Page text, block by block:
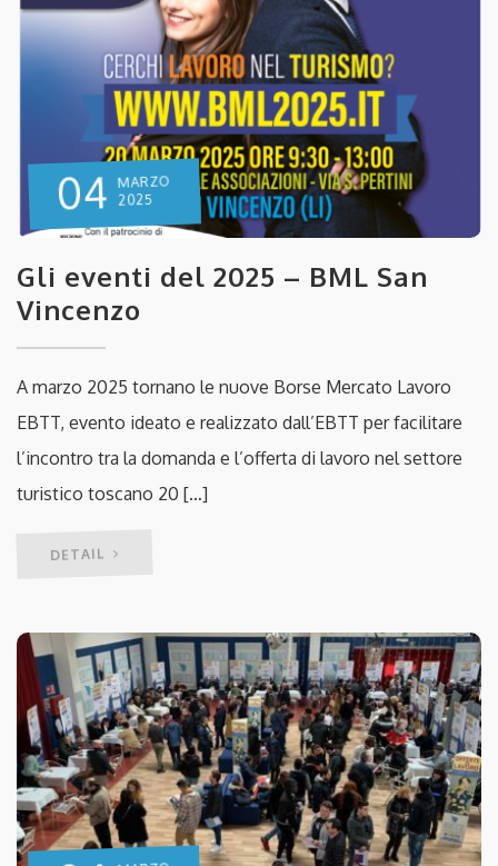
04 MARZO
2025
Gli eventi del 2025 – BML San
Vincenzo
A marzo 2025 tornano le nuove Borse Mercato Lavoro
EBTT, evento ideato e realizzato dall’EBTT per facilitare
l’incontro tra la domanda e l’offerta di lavoro nel settore
turistico toscano 20 […]
DETAIL